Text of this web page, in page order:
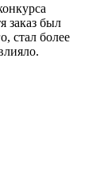
заказ был
стал более